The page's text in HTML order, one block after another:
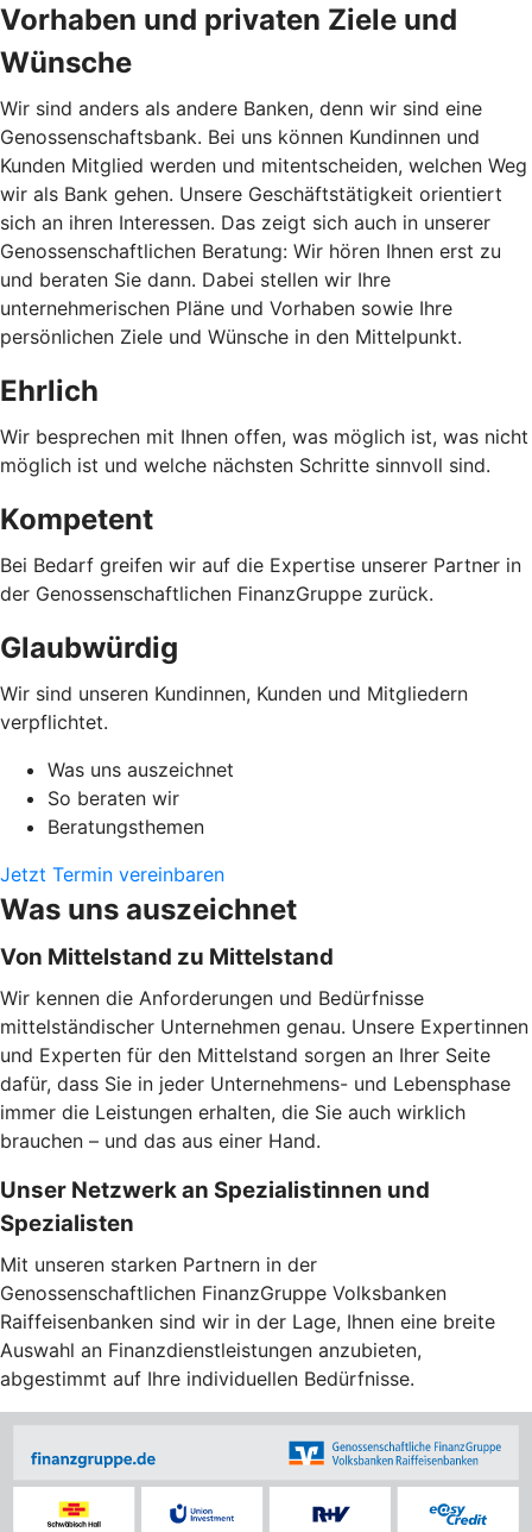
Vorhaben und privaten Ziele und
Wünsche
Wir sind anders als andere Banken, denn wir sind eine
Genossenschaftsbank. Bei uns können Kundinnen und
Kunden Mitglied werden und mitentscheiden, welchen Weg
wir als Bank gehen. Unsere Geschäftstätigkeit orientiert
sich an ihren Interessen. Das zeigt sich auch in unserer
Genossenschaftlichen Beratung: Wir hören Ihnen erst zu
und beraten Sie dann. Dabei stellen wir Ihre
unternehmerischen Pläne und Vorhaben sowie Ihre
persönlichen Ziele und Wünsche in den Mittelpunkt.
Ehrlich
Wir besprechen mit Ihnen offen, was möglich ist, was nicht
möglich ist und welche nächsten Schritte sinnvoll sind.
Kompetent
Bei Bedarf greifen wir auf die Expertise unserer Partner in
der Genossenschaftlichen FinanzGruppe zurück.
Glaubwürdig
Wir sind unseren Kundinnen, Kunden und Mitgliedern
verpflichtet.
Was uns auszeichnet
So beraten wir
Beratungsthemen
Jetzt Termin vereinbaren
Was uns auszeichnet
Von Mittelstand zu Mittelstand
Wir kennen die Anforderungen und Bedürfnisse
mittelständischer Unternehmen genau. Unsere Expertinnen
und Experten für den Mittelstand sorgen an Ihrer Seite
dafür, dass Sie in jeder Unternehmens- und Lebensphase
immer die Leistungen erhalten, die Sie auch wirklich
brauchen – und das aus einer Hand.
Unser Netzwerk an Spezialistinnen und
Spezialisten
Mit unseren starken Partnern in der
Genossenschaftlichen FinanzGruppe Volksbanken
Raiffeisenbanken sind wir in der Lage, Ihnen eine breite
Auswahl an Finanzdienstleistungen anzubieten,
abgestimmt auf Ihre individuellen Bedürfnisse.